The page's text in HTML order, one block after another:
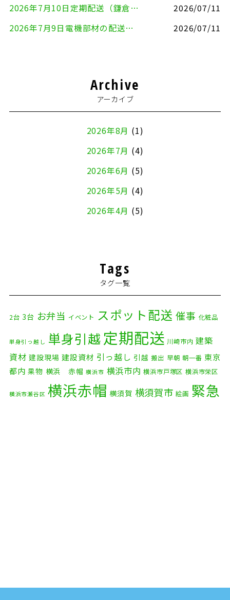
2026年7月10日定期配送（鎌倉市⇔大田区）
2026/07/11
2026年7月9日電機部材の配送（横浜市戸塚区⇒品川区）
2026/07/11
Archive
アーカイブ
2026年8月 (1)
2026年7月 (4)
2026年6月 (5)
2026年5月 (4)
2026年4月 (5)
2026年1月
2025年11月(4)
2025年10月(9)
2025年9月
2025年8月(2)
2025年7月(6)
2024年9月(2)
Tags
タグ一覧
2台 3台 お弁当 イベント スポット配送 催事 化粧品
単身引っ越し 単身引越 定期配送 川崎市内 建築
資材 建設現場 建設資材 引っ越し 引越 搬出 早朝 朝一番 東京
都内 果物 横浜 赤帽 横浜市 横浜市内 横浜市戸塚区 横浜市栄区
横浜市瀬谷区 横浜赤帽 横須賀 横須賀市 絵画 緊急